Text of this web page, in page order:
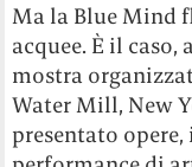
Ma la Blue Mind
acquee. È il
mostra
Water Mill, New
presentato